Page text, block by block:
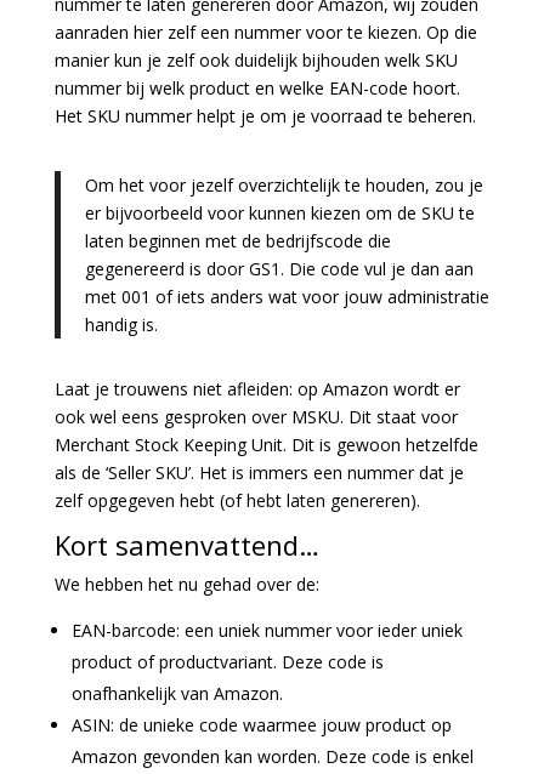
aanraden hier zelf een nummer voor te kiezen. Op die
manier kun je zelf ook duidelijk bijhouden welk SKU
nummer bij welk product en welke EAN-code hoort.
Het SKU nummer helpt je om je voorraad te beheren.
Om het voor jezelf overzichtelijk te houden, zou je
er bijvoorbeeld voor kunnen kiezen om de SKU te
laten beginnen met de bedrijfscode die
gegenereerd is door GS1. Die code vul je dan aan
met 001 of iets anders wat voor jouw administratie
handig is.
Laat je trouwens niet afleiden: op Amazon wordt er
ook wel eens gesproken over MSKU. Dit staat voor
Merchant Stock Keeping Unit. Dit is gewoon hetzelfde
als de ‘Seller SKU’. Het is immers een nummer dat je
zelf opgegeven hebt (of hebt laten genereren).
Kort samenvattend…
We hebben het nu gehad over de:
EAN-barcode: een uniek nummer voor ieder uniek
product of productvariant. Deze code is
onafhankelijk van Amazon.
ASIN: de unieke code waarmee jouw product op
Amazon gevonden kan worden. Deze code is enkel